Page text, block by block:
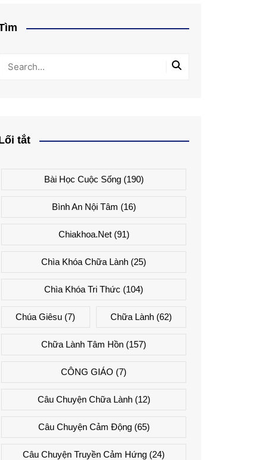
tắt
Bài Học Cuộc Sống(190)
Bình An Nội Tâm (16)
Chiakhoa.net(91)
Chìa Khóa Chữa Lành (25)
Chìa Khóa Tri Thức (104)
Chúa Giêsu (7) Chữa Lành(62)
Chữa Lành Tâm Hồn (157)
CÔNG GIÁO (7)
Câu Chuyện Chữa Lành(12)
Câu Chuyện Cảm Động(65)
Câu Chuyện Truyền Cảm Hứng (24)